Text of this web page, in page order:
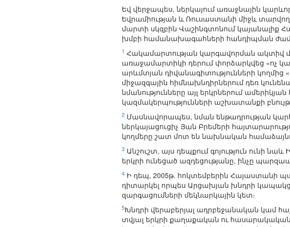
Եվ վերջապես, ներկայում առաջնային
Եվրամիության և Ռուսաստանի միջև տարվող
մարտի սկզբին Վաշինգտոնում կայանալիք
խմբի համանախագահների հանդիպման
1 Հակամարտության կարգավորման ակտիվ
առաջամարտիկի դերում փորձարկվեց «ոչ
արևմտյան դիվանագիտությունների կողմից
միջազգային հիմնախնդիրներում դեռ
նմանությունները այլ երկրներում
կազմակերպությունների աշխատանքի
2 Մասնավորապես, նման ենթադրության
ներկայացուցիչ Յան Բրեմերի
կողմերը շատ մոտ են նախնական
3 Անշուշտ, այս դեպքում գոյություն ունի
երկրի ունեցած ազդեցությանը, ինչը
4 Ի դեպ, 2005թ. հոկտեմբերին Հայաստանի
դիտարկել որպես Արցախյան խնդրի
զարգացումների մեկնարկային կետ։
5Խնդրի վերաբերյալ ադրբեջանական կամ
տվյալ երկրի քաղաքական ու